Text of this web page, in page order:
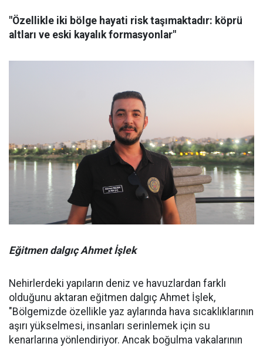
"Özellikle iki bölge hayati risk taşımaktadır: köprü
altları ve eski kayalık formasyonlar"
Eğitmen dalgıç Ahmet İşlek
Nehirlerdeki yapıların deniz ve havuzlardan farklı
olduğunu aktaran eğitmen dalgıç Ahmet İşlek,
"Bölgemizde özellikle yaz aylarında hava sıcaklıklarının
aşırı yükselmesi, insanları serinlemek için su
kenarlarına yönlendiriyor. Ancak boğulma vakalarının